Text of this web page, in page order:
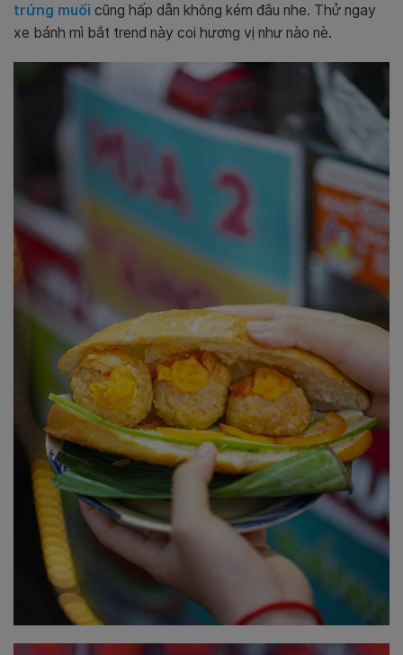
trứng muối cũng hấp dẫn không kém đâu nhe. Thử ngay
xe bánh mì bắt trend này coi hương vị như nào nè.